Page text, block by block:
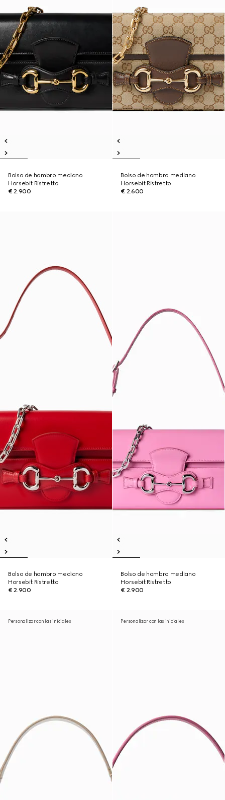
Bolso de hombro mediano
Horsebit Ristretto
€ 2.900
Bolso de hombro mediano
Horsebit Ristretto
€ 2.600
Bolso de hombro mediano
Horsebit Ristretto
€ 2.900
Bolso de hombro mediano
Horsebit Ristretto
€ 2.900
Personalizar con las iniciales Personalizar con las iniciales